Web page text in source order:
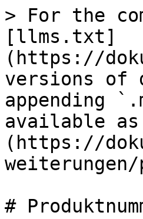
> For the
[llms.txt]
(https://
versions of
appending
available as
(https://
#